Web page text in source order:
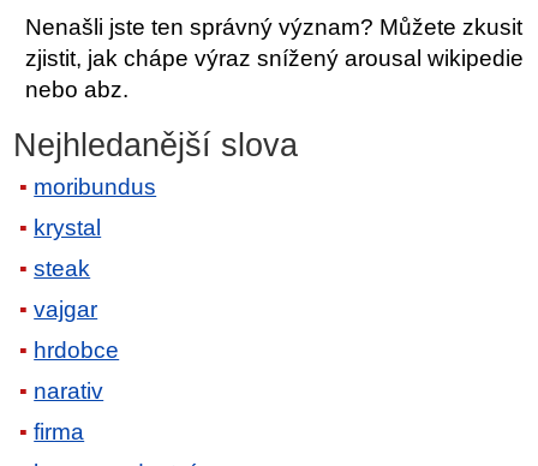
Nenašli jste ten správný význam? Můžete zkusit
zjistit, jak chápe výraz snížený arousal wikipedie
nebo abz.
Nejhledanější slova
moribundus
krystal
steak
vajgar
hrdobce
narativ
firma